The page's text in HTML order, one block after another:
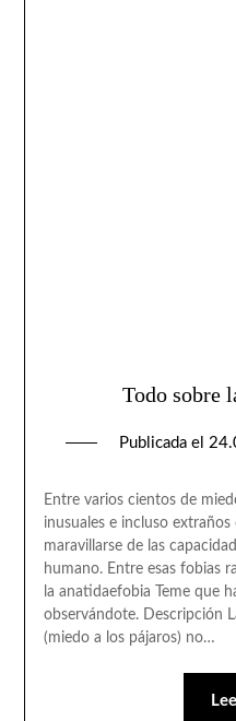
Todo sobre
Publicada el
Entre varios cientos de
inusuales e incluso
maravillarse de las
humano. Entre esas fobias
la anatidaefobia Teme que
observándote. Descripción
(miedo a los pájaros) no…